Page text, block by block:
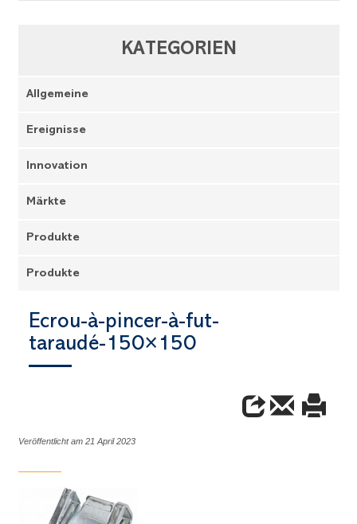
KATEGORIEN
Allgemeine
Ereignisse
Innovation
Märkte
Produkte
Produkte
Ecrou-à-pincer-à-fut-
taraudé-150×150
Veröffentlicht am 21 April 2023